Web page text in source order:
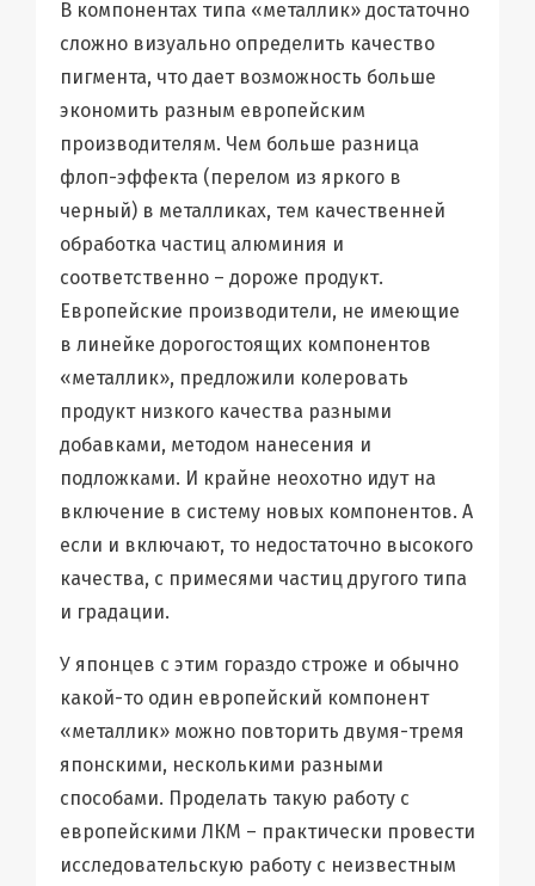
В компонентах типа «металлик» достаточно
сложно визуально определить качество
пигмента, что дает возможность больше
экономить разным европейским
производителям. Чем больше разница
флоп-эффекта (перелом из яркого в
черный) в металликах, тем качественней
обработка частиц алюминия и
соответственно – дороже продукт.
Европейские производители, не имеющие
в линейке дорогостоящих компонентов
«металлик», предложили колеровать
продукт низкого качества разными
добавками, методом нанесения и
подложками. И крайне неохотно идут на
включение в систему новых компонентов. А
если и включают, то недостаточно высокого
качества, с примесями частиц другого типа
и градации.
У японцев с этим гораздо строже и обычно
какой-то один европейский компонент
«металлик» можно повторить двумя-тремя
японскими, несколькими разными
способами. Проделать такую работу с
европейскими ЛКМ – практически провести
исследовательскую работу с неизвестным